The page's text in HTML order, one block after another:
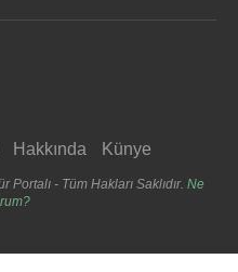
Hakkında Künye
- Tüm Hakları Saklıdır. Ne